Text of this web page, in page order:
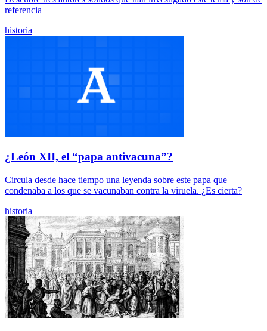
referencia
historia
¿León XII, el “papa antivacuna”?
Circula desde hace tiempo una leyenda sobre este papa que
condenaba a los que se vacunaban contra la viruela. ¿Es cierta?
historia